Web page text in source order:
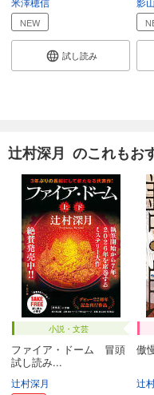
NEW
試し読み
辻村深月 のこれもお
小説・文芸
ファイア・ドーム 冒頭
試し読み...
辻村深月
傲
辻